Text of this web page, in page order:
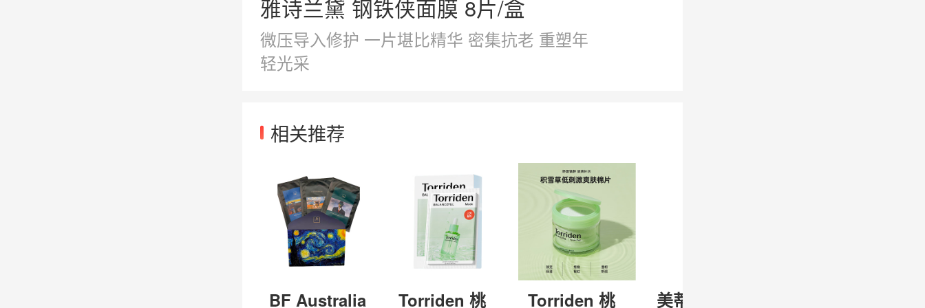
雅诗兰黛 钢铁侠面膜 8片/盒
微压导入修护 一片堪比精华 密集抗老 重塑年
轻光采
相关推荐
BF Australia Torriden 桃 Torriden 桃 美蒂菲 红色